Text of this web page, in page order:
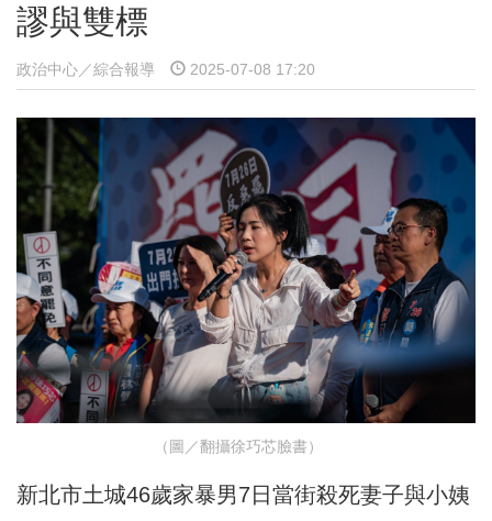
謬與雙標
政治中心／綜合報導 2025-07-08 17:20
（圖／翻攝徐巧芯臉書）
新北市土城46歲家暴男7日當街殺死妻子與小姨